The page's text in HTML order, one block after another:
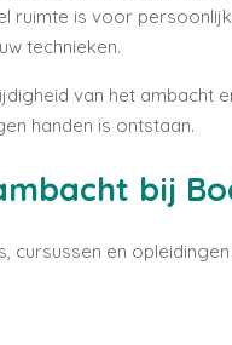
ruimte is voor
technieken.
van het ambacht
handen is ontstaan.
bij
cursussen en